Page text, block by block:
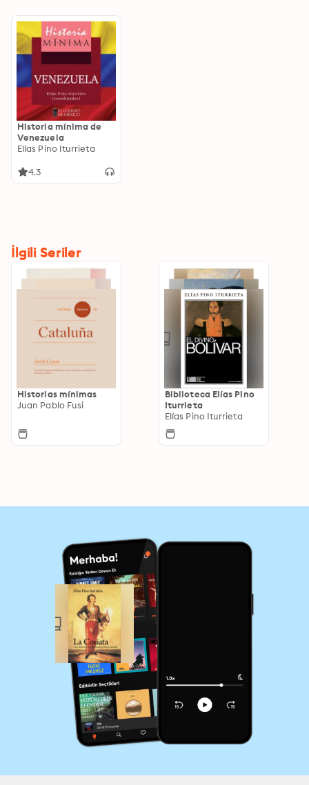
Historia mínima de
Venezuela
Elías Pino Iturrieta
4.3
İlgili Seriler
Historias mínimas
Juan Pablo Fusi
Biblioteca Elías Pino
Iturrieta
Elías Pino Iturrieta